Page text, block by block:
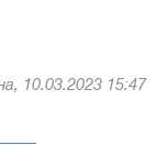
10.03.2023 15:47